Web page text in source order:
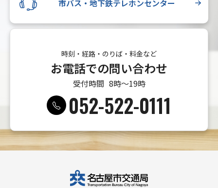
市バス・地下鉄テレホンセンター
時刻・経路・のりば・料金など
お電話での問い合わせ
受付時間 8時〜19時
052-522-0111